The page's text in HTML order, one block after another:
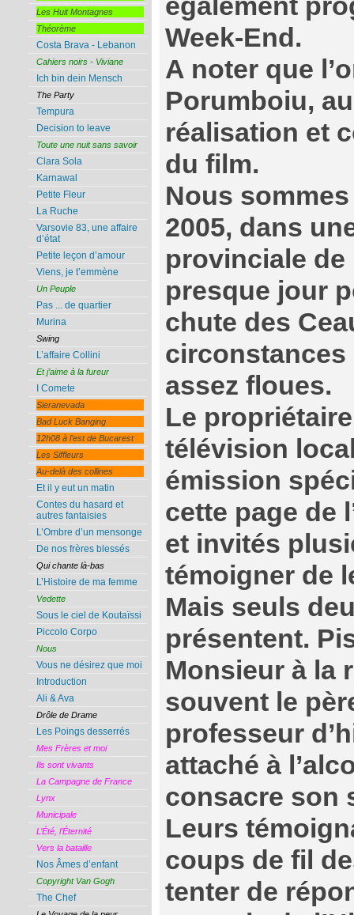
Week-End.
A noter que
Porumboiu,
réalisation et
du film.
Nous
2005, dans
provinciale de
presque jour
chute des
circonstances
assez floues.
Le
télévision
émission
cette page de
et invités
témoigner de
Mais seuls
présentent.
Monsieur à la
souvent le
professeur
attaché à
consacre son
Leurs
coups de fil
tenter de
Les Huit Montagnes
Théorème
Costa Brava - Lebanon
Cahiers noirs - Viviane
Ich bin dein Mensch
The Party
Tempura
Decision to leave
Toute une nuit sans savoir
Clara Sola
Karnawal
Petite Fleur
La Ruche
Varsovie 83, une affaire
d’état
Petite leçon d’amour
Viens, je t’emmène
Un Peuple
Pas ... de quartier
Murina
Swing
L’affaire Collini
Et j’aime à la fureur
I Comete
Sieranevada
Bad Luck Banging
12h08 à l’est de Bucarest
Les Siffleurs
Au-delà des collines
Et il y eut un matin
Contes du hasard et
autres fantaisies
L’Ombre d’un mensonge
De nos frères blessés
Qui chante là-bas
L’Histoire de ma femme
Vedette
Sous le ciel de Koutaïssi
Piccolo Corpo
Nous
Vous ne désirez que moi
Introduction
Ali & Ava
Drôle de Drame
Les Poings desserrés
Mes Frères et moi
Ils sont vivants
La Campagne de France
Lynx
Municipale
L’Été, l’Éternité
Vers la bataille
Nos Âmes d’enfant
Copyright Van Gogh
The Chef